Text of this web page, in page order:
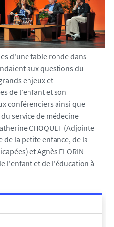
d'une table ronde dans
aux questions du
enjeux et
de l'enfant et son
conférenciers ainsi que
service de médecine
CHOQUET (Adjointe
de la petite enfance, de la
et Agnès FLORIN
l'enfant et de l'éducation à